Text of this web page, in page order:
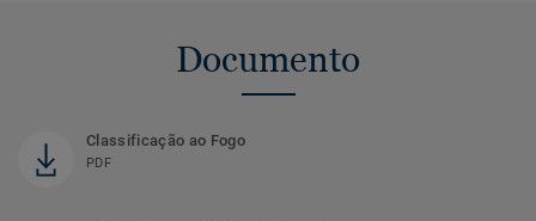
Documento
Classificação ao Fogo
PDF